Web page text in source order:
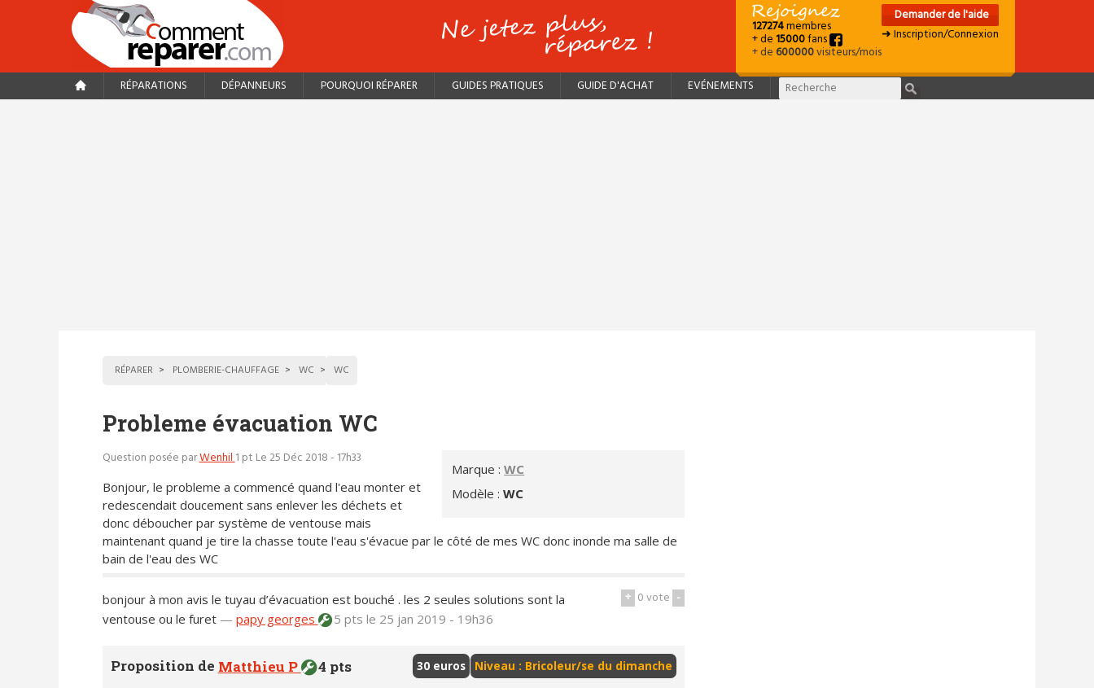
127274membres
+ de15000fans
+ de600000visiteurs/mois
Demander de l'aide
➜ Inscription/Connexion
RÉPARATIONS DÉPANNEURS POURQUOI RÉPARER GUIDES PRATIQUES GUIDE D'ACHAT EVÉNEMENTS
RÉPARER PLOMBERIE-CHAUFFAGE WC WC
Probleme évacuation WC
Marque :WC
Modèle :WC
Question posée parWenhil1 pt Le 25 Déc 2018 - 17h33
Bonjour, le probleme a commencé quand l'eau monter et
redescendait doucement sans enlever les déchets et
donc déboucher par système de ventouse mais
maintenant quand je tire la chasse toute l'eau s'évacue par le côté de mes WC donc inonde ma salle de
bain de l'eau des WC
+ 0vote -
bonjour à mon avis le tuyau d’évacuation est bouché . les 2 seules solutions sont la
ventouse ou le furet — papy georges 5 pts le 25 jan 2019 - 19h36
Niveau : Bricoleur/se du dimanche
30 euros
Proposition de Matthieu P 4 pts